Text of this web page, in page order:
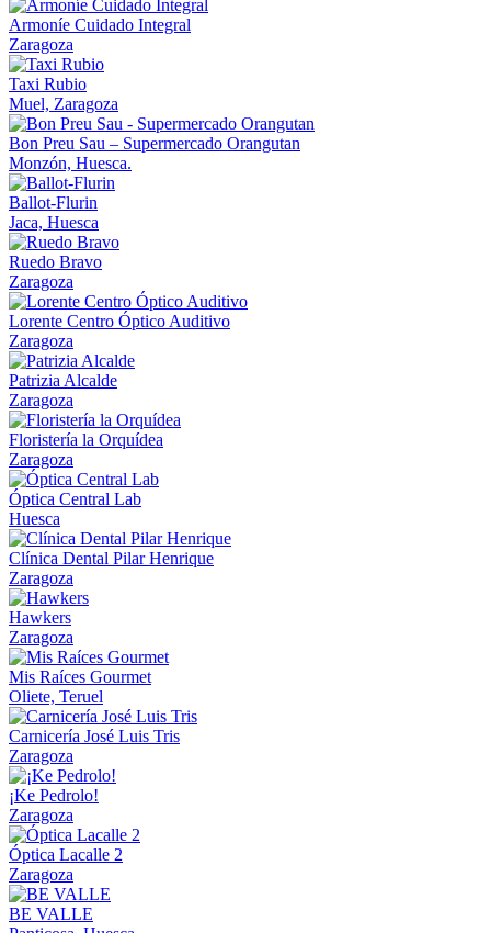
Armoníe Cuidado Integral
Zaragoza
Taxi Rubio
Muel, Zaragoza
Bon Preu Sau – Supermercado Orangutan
Monzón, Huesca.
Ballot-Flurin
Jaca, Huesca
Ruedo Bravo
Zaragoza
Lorente Centro Óptico Auditivo
Zaragoza
Patrizia Alcalde
Zaragoza
Floristería la Orquídea
Zaragoza
Óptica Central Lab
Huesca
Clínica Dental Pilar Henrique
Zaragoza
Hawkers
Zaragoza
Mis Raíces Gourmet
Oliete, Teruel
Carnicería José Luis Tris
Zaragoza
¡Ke Pedrolo!
Zaragoza
Óptica Lacalle 2
Zaragoza
BE VALLE